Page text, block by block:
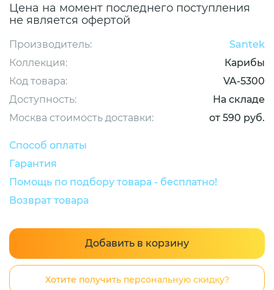
Цена на момент последнего поступления
не является офертой
Производитель:
Santek
Коллекция:
Карибы
Код товара:
VA-5300
Доступность:
На складе
Москва стоимость доставки:
от 590 руб.
Способ оплаты
Гарантия
Помощь по подбору товара - бесплатно!
Возврат товара
Добавить в корзину
Хотите получить персональную скидку?